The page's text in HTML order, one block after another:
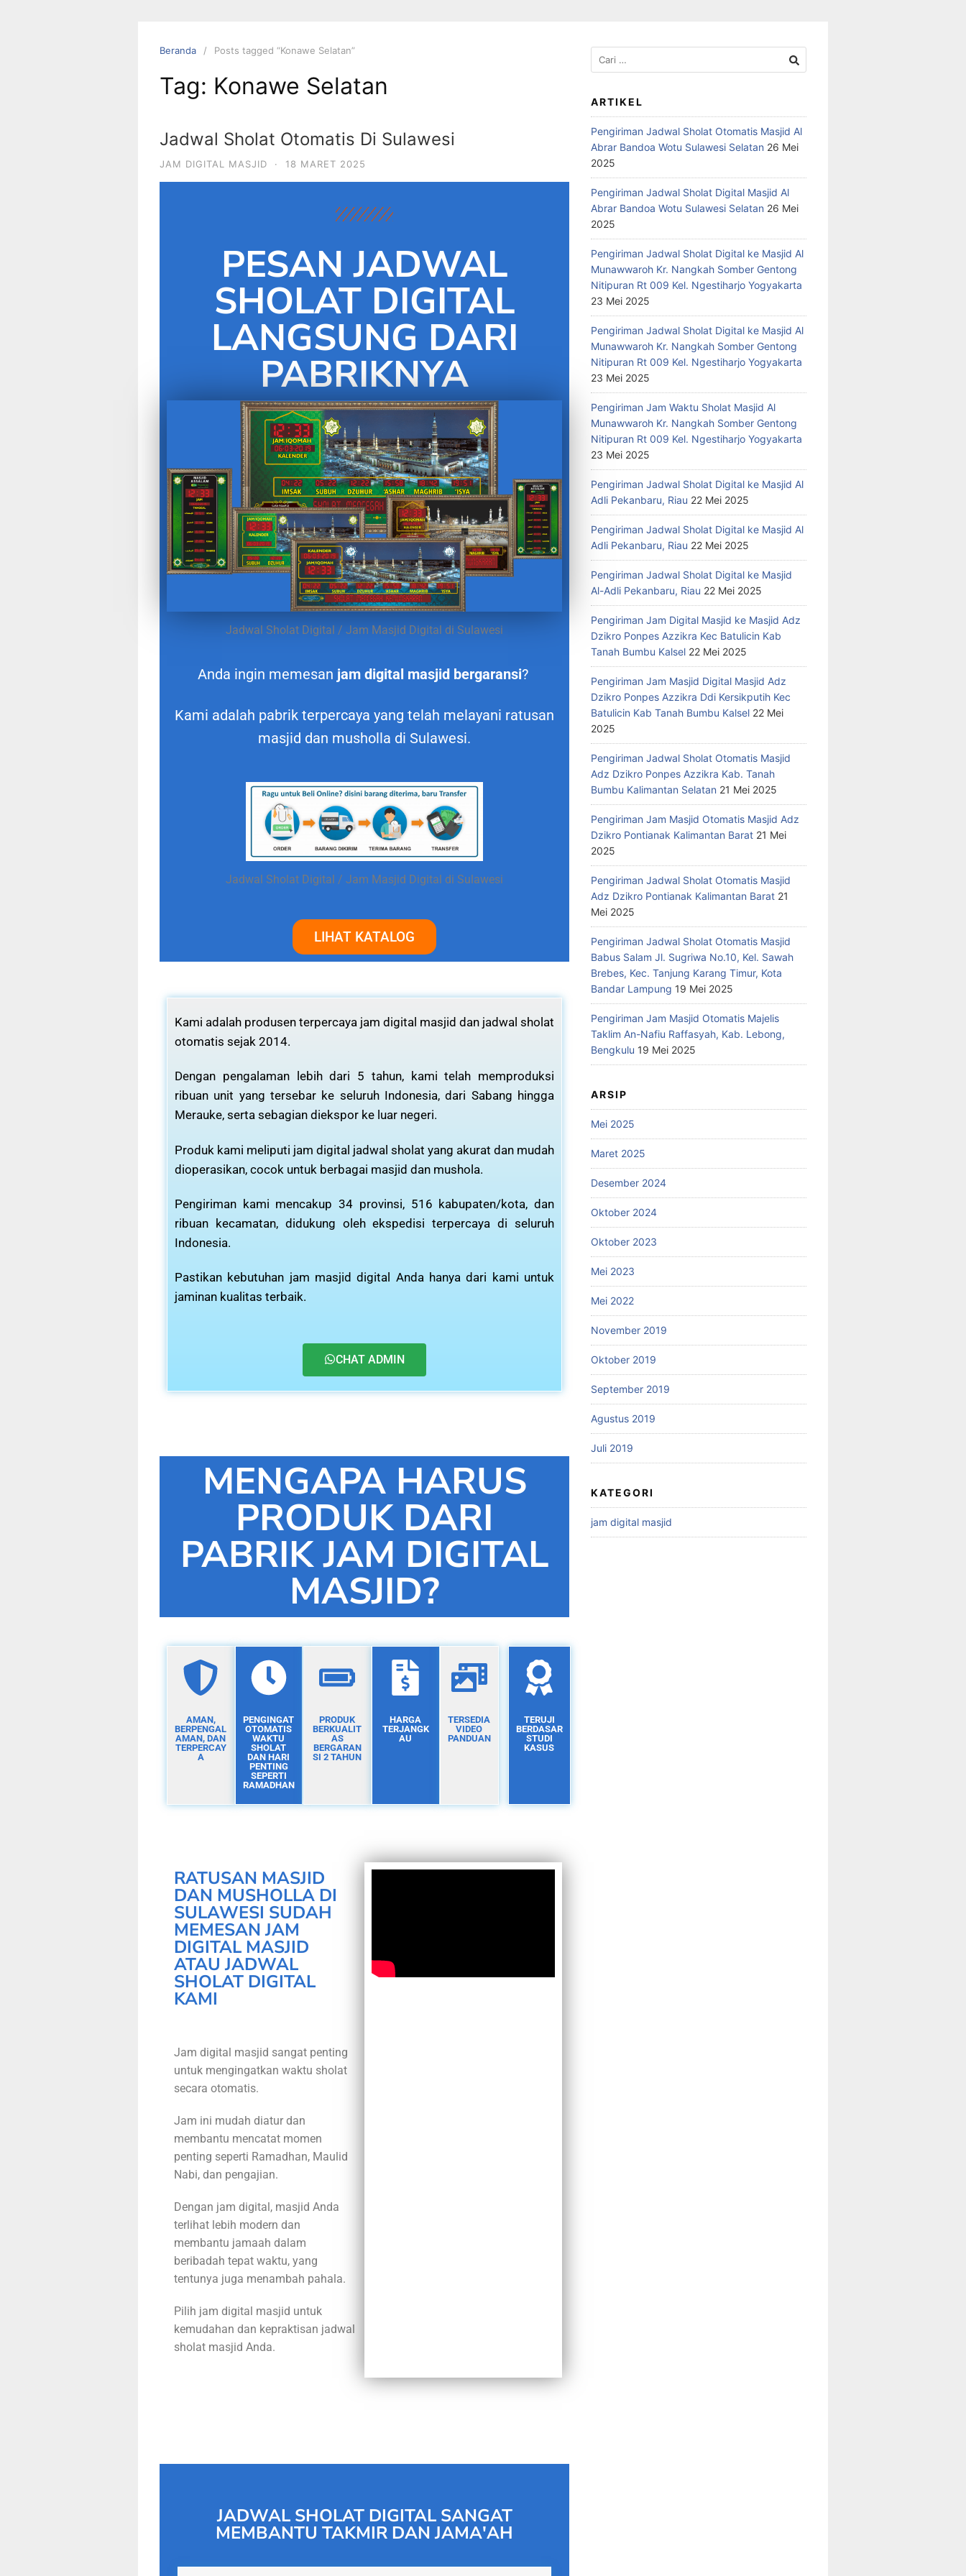
Beranda Posts tagged “Konawe Selatan”
Tag: Konawe Selatan
Jadwal Sholat Otomatis Di Sulawesi
JAM DIGITAL MASJID · 18 MARET 2025
PESAN JADWAL
SHOLAT DIGITAL
LANGSUNG DARI
PABRIKNYA
Jadwal Sholat Digital / Jam Masjid Digital di Sulawesi
Anda ingin memesan jam digital masjid bergaransi?
Kami adalah pabrik terpercaya yang telah melayani ratusan
masjid dan musholla di Sulawesi.
Jadwal Sholat Digital / Jam Masjid Digital di Sulawesi
LIHAT KATALOG
Kami adalah produsen terpercaya jam digital masjid dan jadwal sholat
otomatis sejak 2014.
Dengan pengalaman lebih dari 5 tahun, kami telah memproduksi
ribuan unit yang tersebar ke seluruh Indonesia, dari Sabang hingga
Merauke, serta sebagian diekspor ke luar negeri.
Produk kami meliputi jam digital jadwal sholat yang akurat dan mudah
dioperasikan, cocok untuk berbagai masjid dan mushola.
Pengiriman kami mencakup 34 provinsi, 516 kabupaten/kota, dan
ribuan kecamatan, didukung oleh ekspedisi terpercaya di seluruh
Indonesia.
Pastikan kebutuhan jam masjid digital Anda hanya dari kami untuk
jaminan kualitas terbaik.
CHAT ADMIN
MENGAPA HARUS
PRODUK DARI
PABRIK JAM DIGITAL
MASJID?
AMAN,
BERPENGAL
AMAN, DAN
TERPERCAY
A
PENGINGAT
OTOMATIS
WAKTU
SHOLAT
DAN HARI
PENTING
SEPERTI
RAMADHAN
PRODUK
BERKUALIT
AS
BERGARAN
SI 2 TAHUN
HARGA
TERJANGK
AU
TERSEDIA
VIDEO
PANDUAN
TERUJI
BERDASAR
STUDI
KASUS
RATUSAN MASJID
DAN MUSHOLLA DI
SULAWESI SUDAH
MEMESAN JAM
DIGITAL MASJID
ATAU JADWAL
SHOLAT DIGITAL
KAMI
Jam digital masjid sangat penting
untuk mengingatkan waktu sholat
secara otomatis.
Jam ini mudah diatur dan
membantu mencatat momen
penting seperti Ramadhan, Maulid
Nabi, dan pengajian.
Dengan jam digital, masjid Anda
terlihat lebih modern dan
membantu jamaah dalam
beribadah tepat waktu, yang
tentunya juga menambah pahala.
Pilih jam digital masjid untuk
kemudahan dan kepraktisan jadwal
sholat masjid Anda.
JADWAL SHOLAT DIGITAL SANGAT
MEMBANTU TAKMIR DAN JAMA'AH
ARTIKEL
Pengiriman Jadwal Sholat Otomatis Masjid Al
Abrar Bandoa Wotu Sulawesi Selatan 26 Mei
2025
Pengiriman Jadwal Sholat Digital Masjid Al
Abrar Bandoa Wotu Sulawesi Selatan 26 Mei
2025
Pengiriman Jadwal Sholat Digital ke Masjid Al
Munawwaroh Kr. Nangkah Somber Gentong
Nitipuran Rt 009 Kel. Ngestiharjo Yogyakarta
23 Mei 2025
Pengiriman Jadwal Sholat Digital ke Masjid Al
Munawwaroh Kr. Nangkah Somber Gentong
Nitipuran Rt 009 Kel. Ngestiharjo Yogyakarta
23 Mei 2025
Pengiriman Jam Waktu Sholat Masjid Al
Munawwaroh Kr. Nangkah Somber Gentong
Nitipuran Rt 009 Kel. Ngestiharjo Yogyakarta
23 Mei 2025
Pengiriman Jadwal Sholat Digital ke Masjid Al
Adli Pekanbaru, Riau 22 Mei 2025
Pengiriman Jadwal Sholat Digital ke Masjid Al
Adli Pekanbaru, Riau 22 Mei 2025
Pengiriman Jadwal Sholat Digital ke Masjid
Al-Adli Pekanbaru, Riau 22 Mei 2025
Pengiriman Jam Digital Masjid ke Masjid Adz
Dzikro Ponpes Azzikra Kec Batulicin Kab
Tanah Bumbu Kalsel 22 Mei 2025
Pengiriman Jam Masjid Digital Masjid Adz
Dzikro Ponpes Azzikra Ddi Kersikputih Kec
Batulicin Kab Tanah Bumbu Kalsel 22 Mei
2025
Pengiriman Jadwal Sholat Otomatis Masjid
Adz Dzikro Ponpes Azzikra Kab. Tanah
Bumbu Kalimantan Selatan 21 Mei 2025
Pengiriman Jam Masjid Otomatis Masjid Adz
Dzikro Pontianak Kalimantan Barat 21 Mei
2025
Pengiriman Jadwal Sholat Otomatis Masjid
Adz Dzikro Pontianak Kalimantan Barat 21
Mei 2025
Pengiriman Jadwal Sholat Otomatis Masjid
Babus Salam Jl. Sugriwa No.10, Kel. Sawah
Brebes, Kec. Tanjung Karang Timur, Kota
Bandar Lampung 19 Mei 2025
Pengiriman Jam Masjid Otomatis Majelis
Taklim An-Nafiu Raffasyah, Kab. Lebong,
Bengkulu 19 Mei 2025
ARSIP
Mei 2025
Maret 2025
Desember 2024
Oktober 2024
Oktober 2023
Mei 2023
Mei 2022
November 2019
Oktober 2019
September 2019
Agustus 2019
Juli 2019
KATEGORI
jam digital masjid